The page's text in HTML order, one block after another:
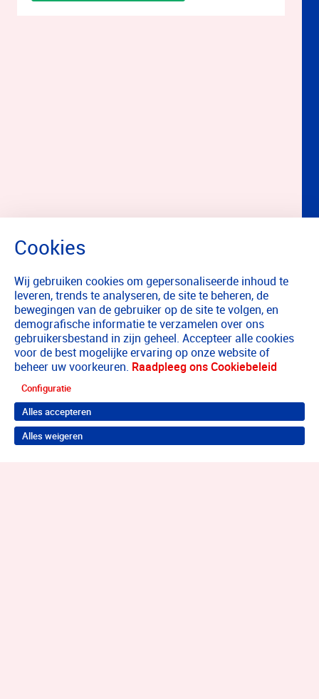
Wij gebruiken cookies om gepersonaliseerde inhoud te
leveren, trends te analyseren, de site te beheren, de
bewegingen van de gebruiker op de site te volgen, en
demografische informatie te verzamelen over ons
gebruikersbestand in zijn geheel. Accepteer alle cookies
voor de best mogelijke ervaring op onze website of
beheer uw voorkeuren. Raadpleeg ons Cookiebeleid
Configuratie
Alles accepteren
Alles weigeren